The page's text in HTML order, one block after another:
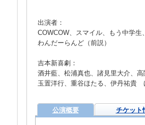
出演者：
COWCOW、スマイル、もう中学
わんだーらんど（前説）
吉本新喜劇：
酒井藍、松浦真也、諸見里大介、高
玉置洋行、重谷ほたる、伊丹祐貴
公演概要 チケット